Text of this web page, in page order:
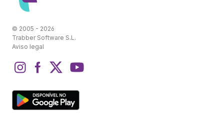
© 2005 - 2026
Trabber Software S.L.
Aviso legal